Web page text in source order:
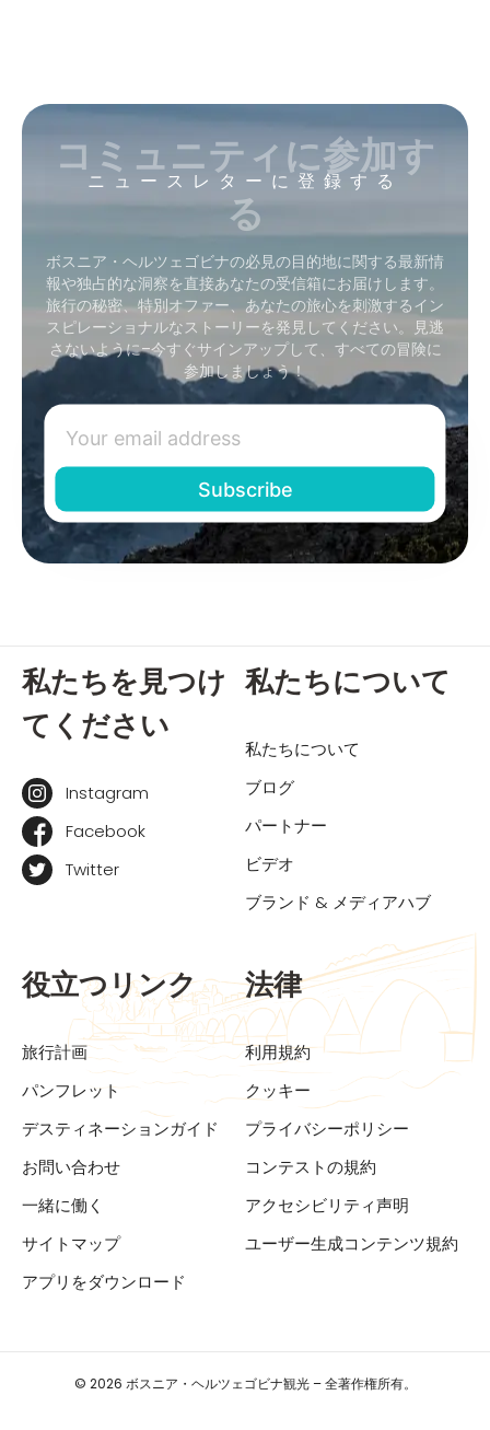
ニュースレターに登録する
コミュニティに参加す
る
ボスニア・ヘルツェゴビナの必見の目的地に関する最新情
報や独占的な洞察を直接あなたの受信箱にお届けします。
旅行の秘密、特別オファー、あなたの旅心を刺激するイン
スピレーショナルなストーリーを発見してください。見逃
さないように–今すぐサインアップして、すべての冒険に
参加しましょう！
私たちを見つけ
てください
Instagram
Facebook
Twitter
私たちについて
私たちについて
ブログ
パートナー
ビデオ
ブランド & メディアハブ
役立つリンク
旅行計画
パンフレット
デスティネーションガイド
お問い合わせ
一緒に働く
サイトマップ
アプリをダウンロード
法律
利用規約
クッキー
プライバシーポリシー
コンテストの規約
アクセシビリティ声明
ユーザー生成コンテンツ規約
© 2026 ボスニア・ヘルツェゴビナ観光 – 全著作権所有。